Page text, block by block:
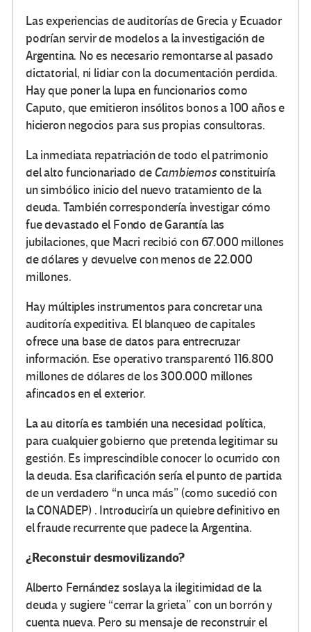
Las experiencias de auditorías de Grecia y Ecuador
podrían servir de modelos a la investigación de
Argentina. No es necesario remontarse al pasado
dictatorial, ni lidiar con la documentación perdida.
Hay que poner la lupa en funcionarios como
Caputo, que emitieron insólitos bonos a 100 años e
hicieron negocios para sus propias consultoras.
La inmediata repatriación de todo el patrimonio
del alto funcionariado deCambiemosconstituiría
un simbólico inicio del nuevo tratamiento de la
deuda. También correspondería investigar cómo
fue devastado el Fondo de Garantía las
jubilaciones, que Macri recibió con 67.000 millones
de dólares y devuelve con menos de 22.000
millones.
Hay múltiples instrumentos para concretar una
auditoría expeditiva. El blanqueo de capitales
ofrece una base de datos para entrecruzar
información. Ese operativo transparentó 116.800
millones de dólares de los 300.000 millones
afincados en el exterior.
La au ditoría es también una necesidad política,
para cualquier gobierno que pretenda legitimar su
gestión. Es imprescindible conocer lo ocurrido con
la deuda. Esa clarificación sería el punto de partida
de un verdadero “n unca más” (como sucedió con
la CONADEP) . Introduciría un quiebre definitivo en
el fraude recurrente que padece la Argentina.
¿Reconstuir desmovilizando?
Alberto Fernández soslaya la ilegitimidad de la
deuda y sugiere “cerrar la grieta” con un borrón y
cuenta nueva. Pero su mensaje de reconstruir el